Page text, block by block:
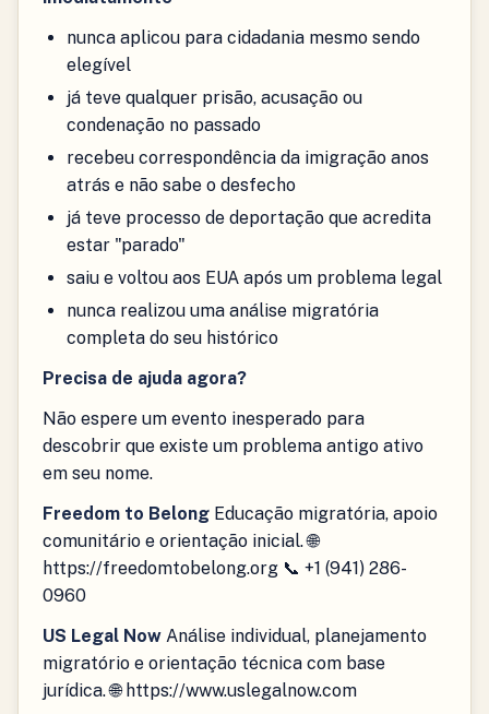
nunca aplicou para cidadania mesmo sendo
elegível
já teve qualquer prisão, acusação ou
condenação no passado
recebeu correspondência da imigração anos
atrás e não sabe o desfecho
já teve processo de deportação que acredita
estar "parado"
saiu e voltou aos EUA após um problema legal
nunca realizou uma análise migratória
completa do seu histórico
Precisa de ajuda agora?
Não espere um evento inesperado para
descobrir que existe um problema antigo ativo
em seu nome.
Freedom to Belong Educação migratória, apoio
comunitário e orientação inicial. 🌐
https://freedomtobelong.org 📞 +1 (941) 286-
0960
US Legal Now Análise individual, planejamento
migratório e orientação técnica com base
jurídica. 🌐 https://www.uslegalnow.com